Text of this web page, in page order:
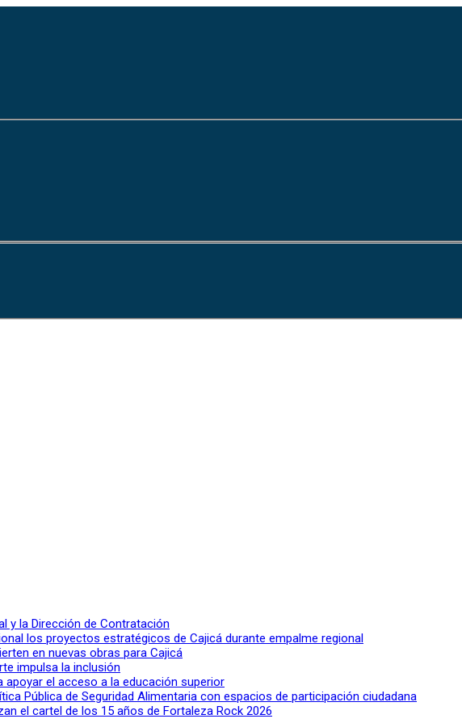
y la Dirección de Contratación
los proyectos estratégicos de Cajicá durante empalme regional
en nuevas obras para Cajicá
impulsa la inclusión
apoyar el acceso a la educación superior
Pública de Seguridad Alimentaria con espacios de participación ciudadana
el cartel de los 15 años de Fortaleza Rock 2026